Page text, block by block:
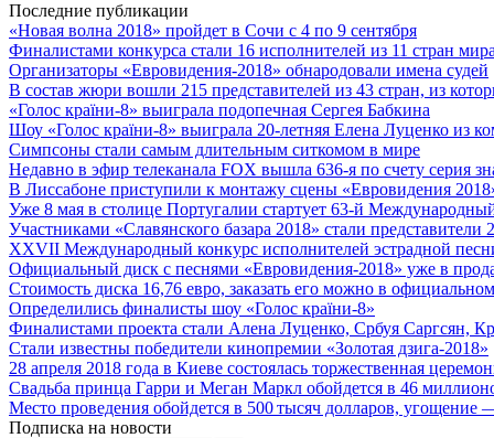
Последние публикации
«Новая волна 2018» пройдет в Сочи с 4 по 9 сентября
Финалистами конкурса стали 16 исполнителей из 11 стран
Организаторы «Евровидения-2018» обнародовали имена судей
В состав жюри вошли 215 представителей из 43 стран, из
«Голос країни-8» выиграла подопечная Сергея Бабкина
Шоу «Голос країни-8» выиграла 20-летняя Елена Луценко из
Симпсоны стали самым длительным ситкомом в мире
Недавно в эфир телеканала FOX вышла 636-я по счету серия
В Лиссабоне приступили к монтажу сцены «Евровидения
Уже 8 мая в столице Португалии стартует 63-й
Участниками «Славянского базара 2018» стали представители
XXVII Международный конкурс исполнителей эстрадной
Официальный диск с песнями «Евровидения-2018» уже в
Стоимость диска 16,76 евро, заказать его можно в
Определились финалисты шоу «Голос країни-8»
Финалистами проекта стали Алена Луценко, Србуя Саргсян,
Стали известны победители кинопремии «Золотая дзига-2018»
28 апреля 2018 года в Киеве состоялась торжественная
Свадьба принца Гарри и Меган Маркл обойдется в 46
Место проведения обойдется в 500 тысяч долларов, угощение
Подписка на новости